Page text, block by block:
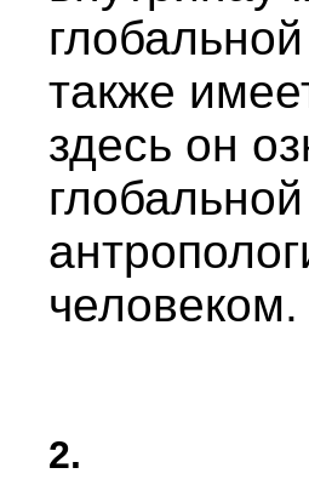
также
здесь он
человеком.
2.